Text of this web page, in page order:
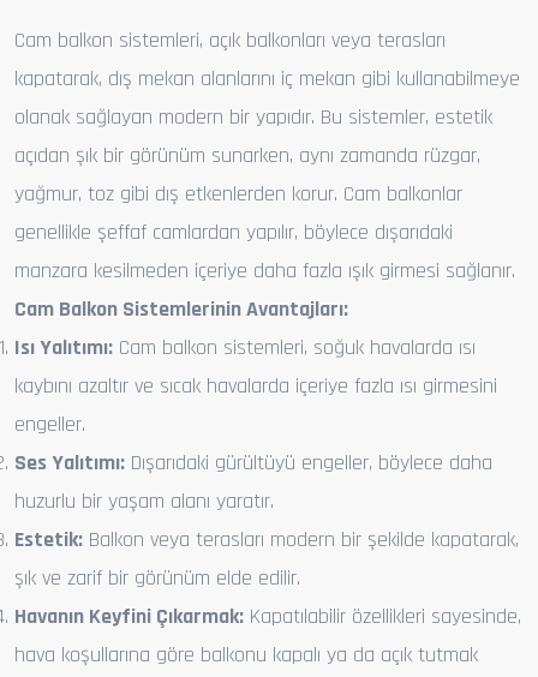
Cam balkon sistemleri, açık balkonları veya terasları
kapatarak, dış mekan alanlarını iç mekan gibi kullanabilmeye
olanak sağlayan modern bir yapıdır. Bu sistemler, estetik
açıdan şık bir görünüm sunarken, aynı zamanda rüzgar,
yağmur, toz gibi dış etkenlerden korur. Cam balkonlar
genellikle şeffaf camlardan yapılır, böylece dışarıdaki
manzara kesilmeden içeriye daha fazla ışık girmesi sağlanır.
Cam Balkon Sistemlerinin Avantajları:
Isı Yalıtımı: Cam balkon sistemleri, soğuk havalarda ısı
kaybını azaltır ve sıcak havalarda içeriye fazla ısı girmesini
engeller.
Ses Yalıtımı: Dışarıdaki gürültüyü engeller, böylece daha
huzurlu bir yaşam alanı yaratır.
Estetik: Balkon veya terasları modern bir şekilde kapatarak,
şık ve zarif bir görünüm elde edilir.
Havanın Keyfini Çıkarmak: Kapatılabilir özellikleri sayesinde,
hava koşullarına göre balkonu kapalı ya da açık tutmak